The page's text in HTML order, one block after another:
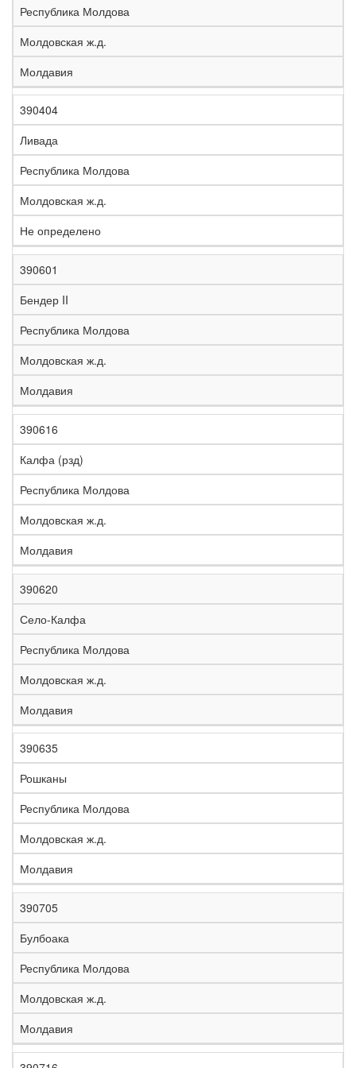
Республика Молдова
Молдовская ж.д.
Молдавия
390404
Ливада
Республика Молдова
Молдовская ж.д.
Не определено
390601
Бендер II
Республика Молдова
Молдовская ж.д.
Молдавия
390616
Калфа (рзд)
Республика Молдова
Молдовская ж.д.
Молдавия
390620
Село-Калфа
Республика Молдова
Молдовская ж.д.
Молдавия
390635
Рошканы
Республика Молдова
Молдовская ж.д.
Молдавия
390705
Булбоака
Республика Молдова
Молдовская ж.д.
Молдавия